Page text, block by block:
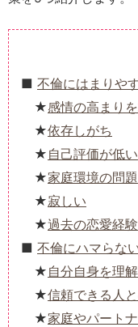
不倫にはまりや
感情の高まり
依存しがち
自己評価が低い
家庭環境の問題
寂しい
過去の恋愛経験
不倫にハマらな
自分自身を理
信頼できる人
家庭やパート